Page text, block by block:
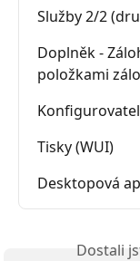
Služby 2/2
Doplněk -
položkami
Tisky (WUI)
Desktopová
Dostali